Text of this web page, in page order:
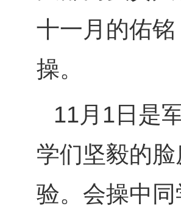
十一月的佑
操。
11月 1 日是
学们坚毅的
验。会操中